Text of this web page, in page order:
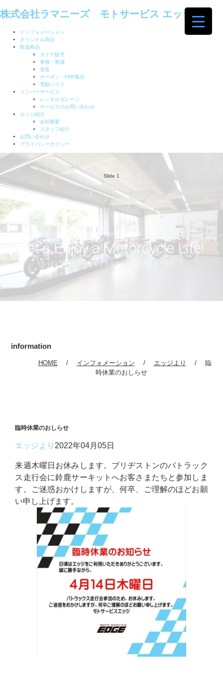
株式会社ラマニーズ モトサービス エッジ
インフォメーション
オリジナル商品
取扱商品
タイヤ販売
車検・整備
塗装
カーボン・FRP製品
電動バイク
メンバーサービス
レンタルガレージ
サービスのお問い合わせ
エッジ紹介
会社概要
スタッフ紹介
お問い合わせ
プライバシーポリシー
Slide 1
MOTO SERVICE EDGE
Let's Enjoy a Motorcycle Life!
バイク乗りが自然と集まる場所。モトサービス EDGE。
information
HOME インフォメーション エッジより
臨
時休業のおしらせ
臨時休業のおしらせ
エッジより 2022年04月05日
来週木曜日お休みします。ブリヂストンのバトラック
ス走行会に鈴鹿サーキットへお客さまたちと参加しま
す。ご迷惑おかけしますが、何卒、ご理解のほどお願
い申し上げます。